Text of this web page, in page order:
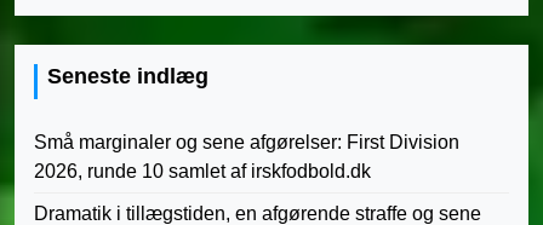
Seneste indlæg
Små marginaler og sene afgørelser: First Division
2026, runde 10 samlet af irskfodbold.dk
Dramatik i tillægstiden, en afgørende straffe og sene